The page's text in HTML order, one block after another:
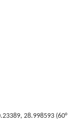
28.998593